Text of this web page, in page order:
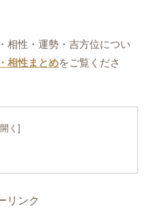
相性・運勢・吉方位につい
相性まとめをご覧くださ
リンク